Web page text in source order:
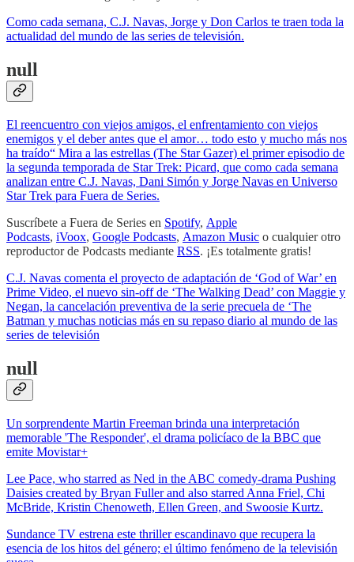
Como cada semana, C.J. Navas, Jorge y Don Carlos te traen toda la
actualidad del mundo de las series de televisión.
null
El reencuentro con viejos amigos, el enfrentamiento con viejos
enemigos y el deber antes que el amor… todo esto y mucho más nos
ha traído“ Mira a las estrellas (The Star Gazer) el primer episodio de
la segunda temporada de Star Trek: Picard, que como cada semana
analizan entre C.J. Navas, Dani Simón y Jorge Navas en Universo
Star Trek para Fuera de Series.
Suscríbete a Fuera de Series en Spotify, Apple
Podcasts, iVoox, Google Podcasts, Amazon Music o cualquier otro
reproductor de Podcasts mediante RSS. ¡Es totalmente gratis!
C.J. Navas comenta el proyecto de adaptación de ‘God of War’ en
Prime Video, el nuevo sin-off de ‘The Walking Dead’ con Maggie y
Negan, la cancelación preventiva de la serie precuela de ‘The
Batman y muchas noticias más en su repaso diario al mundo de las
series de televisión
null
Un sorprendente Martin Freeman brinda una interpretación
memorable 'The Responder', el drama policíaco de la BBC que
emite Movistar+
Lee Pace, who starred as Ned in the ABC comedy-drama Pushing
Daisies created by Bryan Fuller and also starred Anna Friel, Chi
McBride, Kristin Chenoweth, Ellen Green, and Swoosie Kurtz.
Sundance TV estrena este thriller escandinavo que recupera la
esencia de los hitos del género; el último fenómeno de la televisión